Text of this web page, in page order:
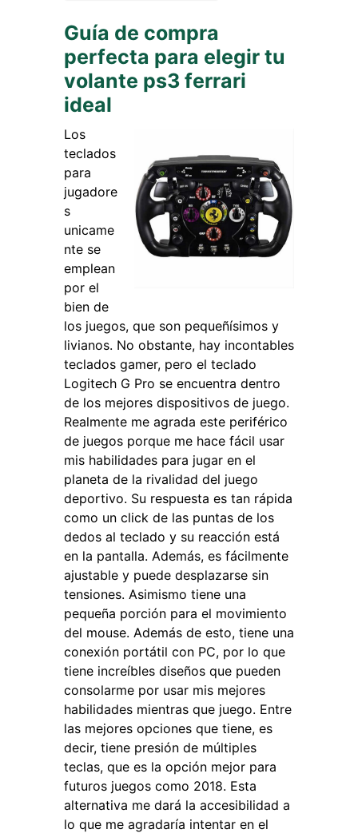
Guía de compra
perfecta para elegir tu
volante ps3 ferrari
ideal
Los
teclados
para
jugadore
s
unicame
nte se
emplean
por el
bien de
los juegos, que son pequeñísimos y
livianos. No obstante, hay incontables
teclados gamer, pero el teclado
Logitech G Pro se encuentra dentro
de los mejores dispositivos de juego.
Realmente me agrada este periférico
de juegos porque me hace fácil usar
mis habilidades para jugar en el
planeta de la rivalidad del juego
deportivo. Su respuesta es tan rápida
como un click de las puntas de los
dedos al teclado y su reacción está
en la pantalla. Además, es fácilmente
ajustable y puede desplazarse sin
tensiones. Asimismo tiene una
pequeña porción para el movimiento
del mouse. Además de esto, tiene una
conexión portátil con PC, por lo que
tiene increíbles diseños que pueden
consolarme por usar mis mejores
habilidades mientras que juego. Entre
las mejores opciones que tiene, es
decir, tiene presión de múltiples
teclas, que es la opción mejor para
futuros juegos como 2018. Esta
alternativa me dará la accesibilidad a
lo que me agradaría intentar en el